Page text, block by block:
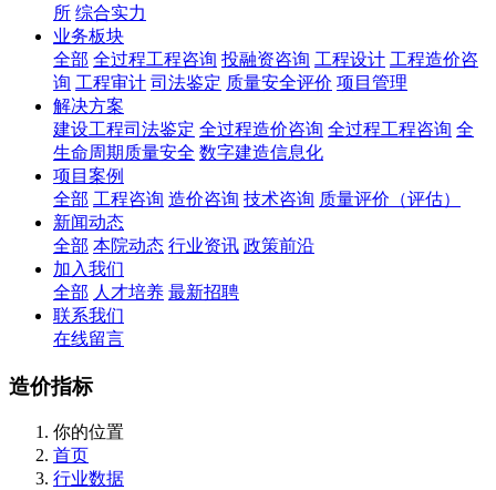
所 综合实力
业务板块
全部 全过程工程咨询 投融资咨询 工程设计 工程造价咨
询 工程审计 司法鉴定 质量安全评价 项目管理
解决方案
建设工程司法鉴定 全过程造价咨询 全过程工程咨询 全
生命周期质量安全 数字建造信息化
项目案例
全部 工程咨询 造价咨询 技术咨询 质量评价（评估）
新闻动态
全部 本院动态 行业资讯 政策前沿
加入我们
全部 人才培养 最新招聘
联系我们
在线留言
造价指标
你的位置
首页
行业数据